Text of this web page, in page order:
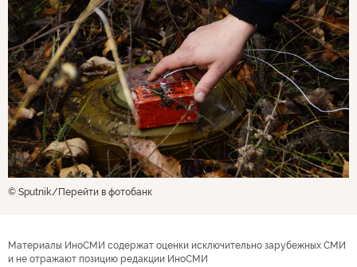
© Sputnik Перейти в фотобанк
Материалы ИноСМИ содержат оценки исключительно зарубежных СМИ
и не отражают позицию редакции ИноСМИ